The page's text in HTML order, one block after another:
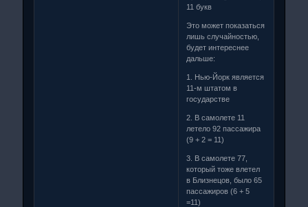
11 букв
Это может показаться
лишь случайностью,
будет интереснее
дальше:
1. Нью-Йорк является
11-м штатом в
государстве
2. В самолете 11
летело 92 пассажира
(9 + 2 = 11)
3. В самолете 77,
который тоже влетел
в Близнецов, было 65
пассажиров (6 + 5
=11)